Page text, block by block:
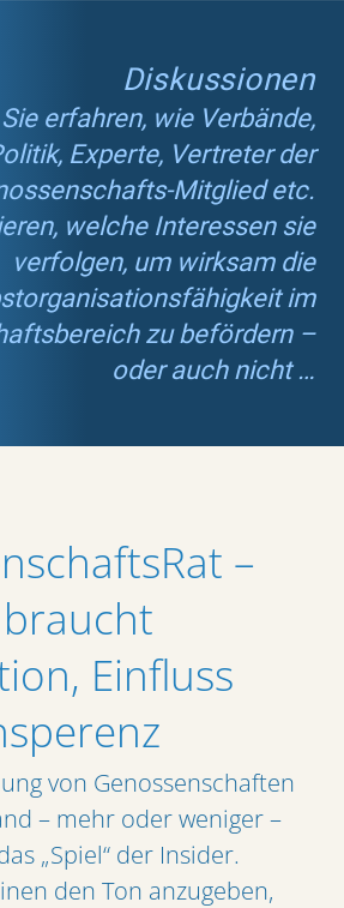
Diskussionen
erfahren, wie Verbände,
Experte, Vertreter der
Mitglied etc.
welche Interessen sie
verfolgen, um wirksam die
im
zu befördern –
oder auch nicht …
–
braucht
Einfluss
von Genossenschaften
– mehr oder weniger –
„Spiel“ der Insider.
den Ton anzugeben,